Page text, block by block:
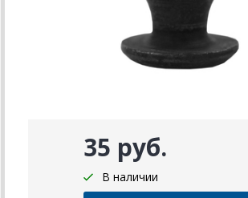
35 руб.
В наличии